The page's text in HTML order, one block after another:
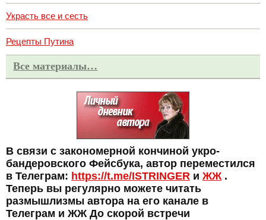
Украсть все и сесть
Рецепты Путина
Все материалы…
В связи с закономерной кончиной укро-
бандеровского Фейсбука, автор переместился
в Телеграм: https://t.me/ISTRINGER и ЖЖ .
Теперь вы регулярно можете читать
размышлизмы автора на его канале в
Телеграм и ЖЖ До скорой встречи